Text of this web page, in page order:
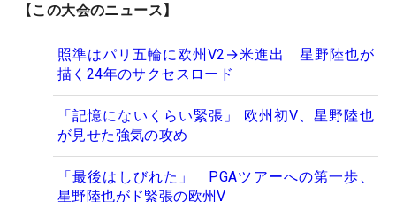
【この大会のニュース】
照準はパリ五輪に欧州V2→米進出 星野陸也が
描く24年のサクセスロード
「記憶にないくらい緊張」 欧州初V、星野陸也
が見せた強気の攻め
「最後はしびれた」 PGAツアーへの第一歩、
星野陸也がド緊張の欧州V